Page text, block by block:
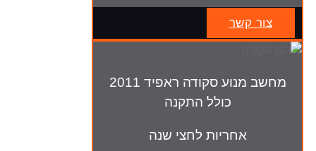
צור קשר
מחשב מנוע סקודה ראפיד 2011
כולל התקנה
אחריות לחצי שנה